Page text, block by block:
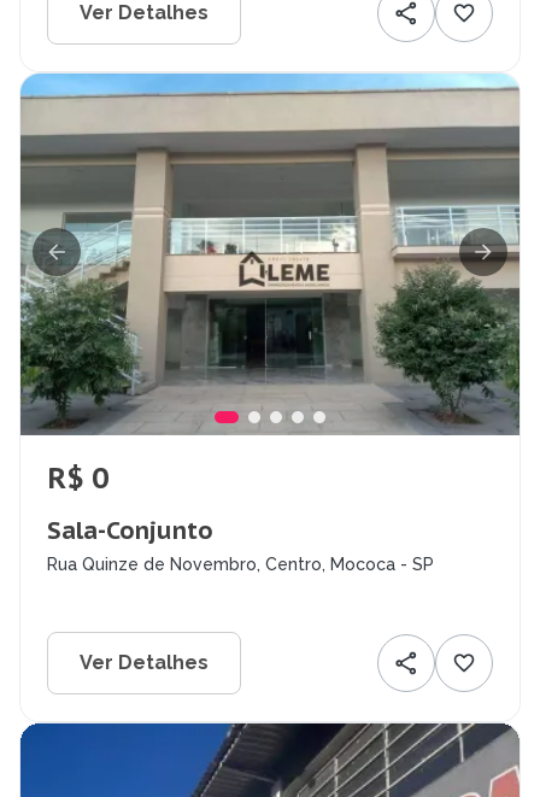
Ver Detalhes
R$ 0
Sala-Conjunto
Rua Quinze de Novembro, Centro, Mococa - SP
Ver Detalhes